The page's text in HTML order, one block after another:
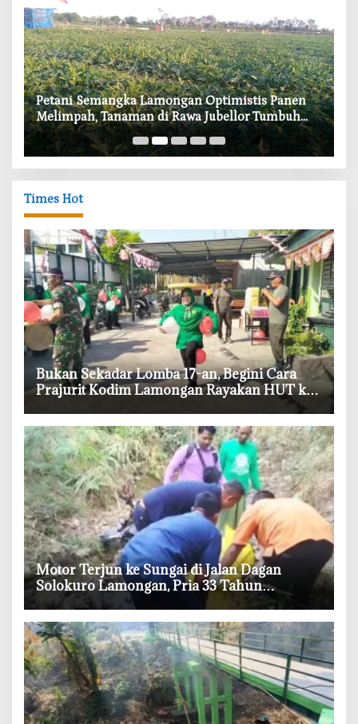
Petani Semangka Lamongan Optimistis Panen
Melimpah, Tanaman di Rawa Jubellor Tumbuh
Subur
Times Hot
‎Bukan Sekadar Lomba 17-an, Begini Cara
Prajurit Kodim Lamongan Rayakan HUT ke-
‎Motor Terjun ke Sungai di Jalan Dagan
Solokuro Lamongan, Pria 33 Tahun
Meninggal